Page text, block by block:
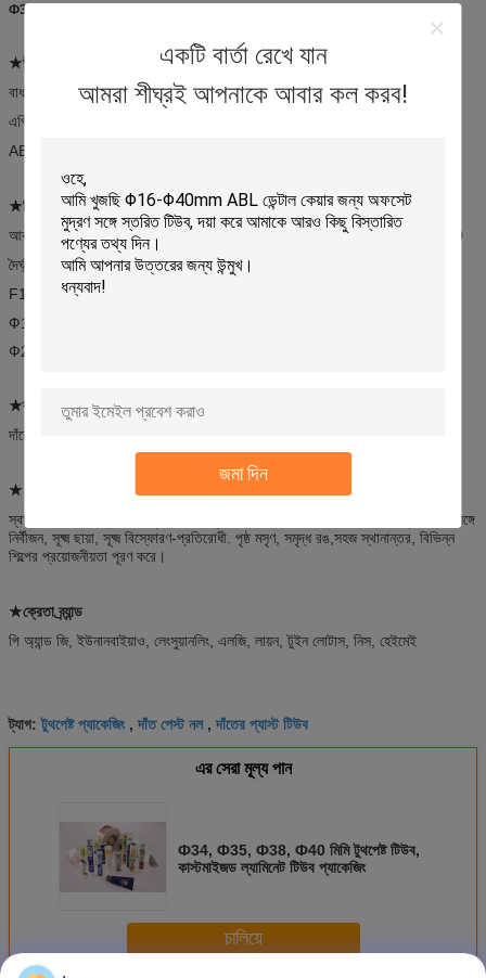
একটি বার্তা রেখে যান
আমরা শীঘ্রই আপনাকে আবার কল করব!
জমা দিন
Ф34, Ф35, Ф38, Ф40 মিমি টুথপেস্ট টিউব, কাস্টমাইজড ল্যামিনেট টিউব প্যাকেজিং
★উপাদানঃ
বাধা হিসেবে পিবিএল-ইভো
এপিটি ০ সমস্ত প্লাস্টিকের স্তরিত উপাদান
ABL √ অ্যালুমিনিয়াম একটি বাধা হিসাবে
★টিউব ব্যাসার্ধ এবং বেধ(Φ: ব্যাস μ: বেধ)
আকারঃ F12.7, Ф16,Ф19,Ф22,Ф25,Ф28,Ф30,Ф32,Ф34,Ф35,Ф38,Ф40
দৈর্ঘ্যঃ
F12.7: ৪৫-৭০ মিমি
Ф16-Ф19: 65mm-110mm
Ф22-Ф40: 85mm-194mm
★ব্যবহারঃ
দাঁতের প্যাস্ট ইত্যাদি।
★ বৈশিষ্ট্যঃ
স্বাস্থ্যবিধি, সীল বায়ুরোধী, বায়ু, জল এবং সুগন্ধি চমৎকার বাধা, চাপা সহজ, দীর্ঘ বালুচর জীবন সঙ্গে
নির্বীজন, সূক্ষ্ম ছায়া, সূক্ষ্ম বিস্ফোরণ-প্রতিরোধী. পৃষ্ঠ মসৃণ, সমৃদ্ধ রঙ,সহজ স্থানান্তর, বিভিন্ন
শিল্পের প্রয়োজনীয়তা পূরণ করে।
★ক্রেতা ব্র্যান্ড
পি অ্যান্ড জি, ইউনানবাইয়াও, লেংসুয়ানলিং, এলজি, লায়ন, টুইন লোটাস, নিস, হেইমেই
ট্যাগ:টুথপেষ্ট প্যাকেজিং,দাঁত পেস্ট নল,দাঁতের প্যাস্ট টিউব
এর সেরা মূল্য পান
Ф34, Ф35, Ф38, Ф40 মিমি টুথপেষ্ট টিউব,
কাস্টমাইজড ল্যামিনেট টিউব প্যাকেজিং
চালিয়ে